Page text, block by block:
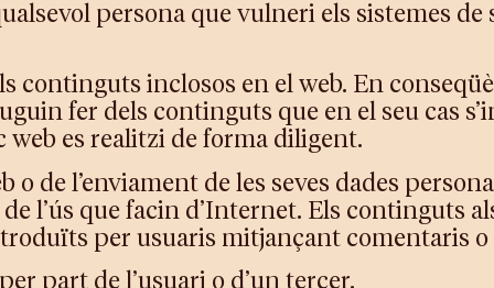
persona que vulneri els sistemes
continguts inclosos en el web. En
fer dels continguts que en el seu cas
web es realitzi de forma diligent.
o de l’enviament de les seves dades
l’ús que facin d’Internet. Els continguts
per usuaris mitjançant comentaris o
part de l’usuari o d’un tercer.